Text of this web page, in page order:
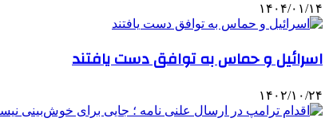
۱۴۰۴/۰۱/۱۴
اسرائیل و حماس به توافق دست یافتند
۱۴۰۲/۱۰/۲۴